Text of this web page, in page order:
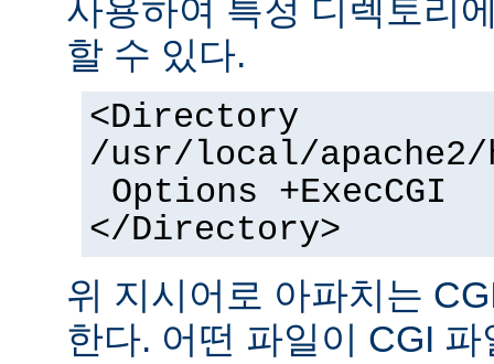
사용하여 특정 디렉토리
할 수 있다.
<Directory
/usr/local/apache2/
Options +ExecCGI
</Directory>
위 지시어로 아파치는
한다. 어떤 파일이 CGI